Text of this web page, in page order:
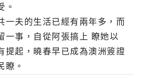
。
一夫的生活已經有兩年多，而
一事，自從阿張搞上 瞭她以
提起，曉春早已成為澳洲簽證
瞭。